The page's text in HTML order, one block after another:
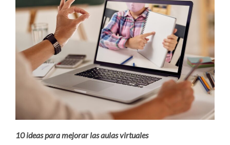
10 ideas para mejorar las aulas virtuales